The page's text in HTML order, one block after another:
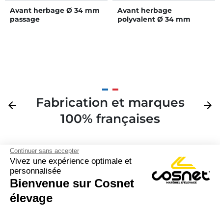
Continuer sans accepter
Vivez une expérience optimale et
personnalisée
Bienvenue sur Cosnet
élevage
Avant herbage Ø 34 mm
passage
Avant herbage
polyvalent Ø 34 mm
Précédent
arrow_back
Fabrication et marques
100% françaises
arrow_forward